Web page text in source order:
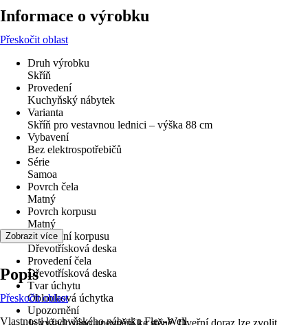
Informace o výrobku
Přeskočit oblast
Druh výrobku
Skříň
Provedení
Kuchyňský nábytek
Varianta
Skříň pro vestavnou lednici – výška 88 cm
Vybavení
Bez elektrospotřebičů
Série
Samoa
Povrch čela
Matný
Povrch korpusu
Matný
Provedení korpusu
Dřevotřísková deska
Provedení čela
Dřevotřísková deska
Tvar úchytu
Oblouková úchytka
Upozornění
Je vyžadováno upevnění ke stěně. Dveřní doraz lze zvolit
Zobrazit více
Popis
Přeskočit oblast
Vlastnosti kuchyňského nábytku Flex-Well